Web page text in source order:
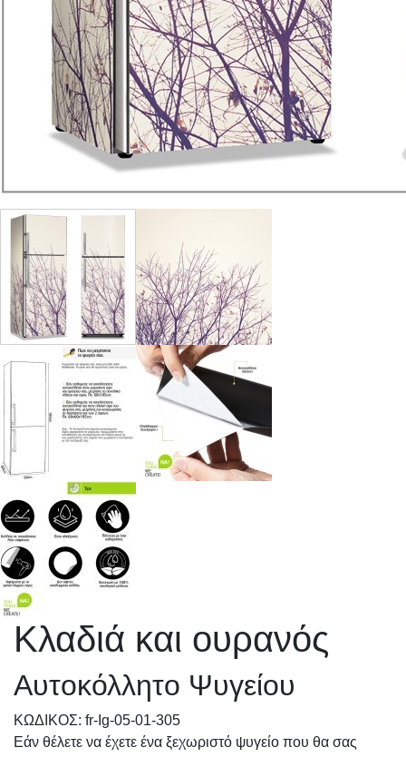
Κλαδιά και ουρανός
Αυτοκόλλητο Ψυγείου
KΩΔΙΚΟΣ: fr-Ig-05-01-305
Εάν θέλετε να έχετε ένα ξεχωριστό ψυγείο που θα σας